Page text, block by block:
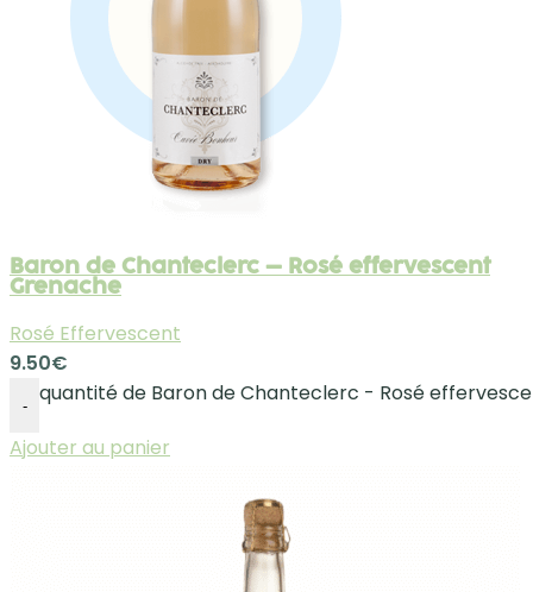
Baron de Chanteclerc – Rosé effervescent
Grenache
Rosé Effervescent
9.50€
-
quantité de Baron de Chanteclerc - Rosé
Ajouter au panier